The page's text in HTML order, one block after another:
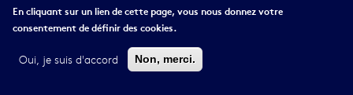
FELLOWSHIP
En cliquant sur un lien de cette page, vous nous donnez votre
consentement de définir des cookies.
Oui, je suis d'accord Non, merci.